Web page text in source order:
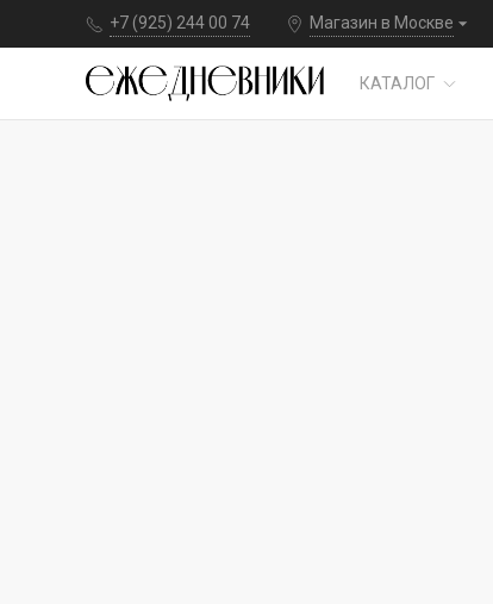
+7 (925) 244 00 74 Магазин в Москве
КАТАЛОГ